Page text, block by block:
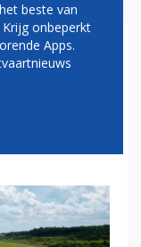
beste van
onbeperkt
Apps.